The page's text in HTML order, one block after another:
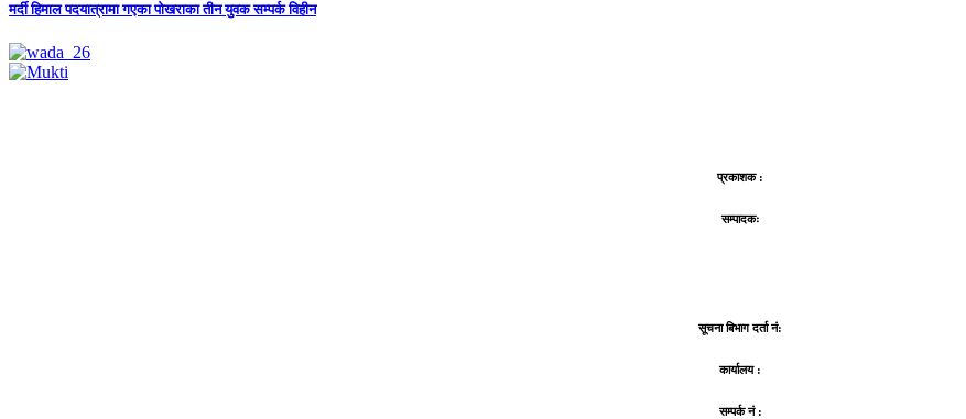
मर्दी हिमाल पदयात्रामा गएका पोखराका तीन युवक सम्पर्क विहीन
प्रकाशक :
सम्पादकः
सूचना बिभाग दर्ता नं:
कार्यालय :
सम्पर्क नं :